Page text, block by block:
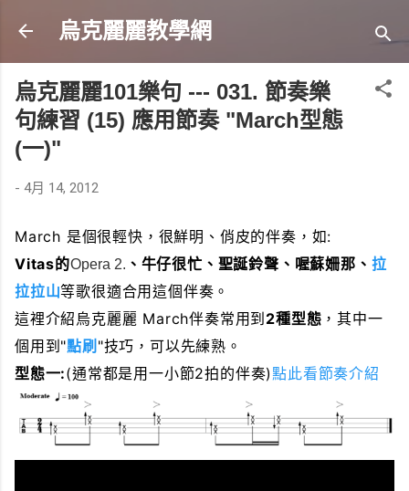
跳到主要內容
烏克麗麗教學網
烏克麗麗101樂句 --- 031. 節奏樂
句練習 (15) 應用節奏 "March型態
(一)"
- 4月 14, 2012
March 是個很輕快，很鮮明、俏皮的伴奏，如:
Vitas的Opera 2. 、牛仔很忙、聖誕鈴聲、喔蘇姍那、 拉
拉拉山等歌很適合用這個伴奏。
這裡介紹烏克麗麗 March伴奏常用到2種型態 ，其中一
個用到"點刷 "技巧，可以先練熟。
型態一:(通常都是用一小節2拍的伴奏)點此看節奏介紹